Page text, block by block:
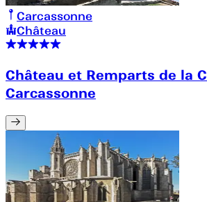
Carcassonne
Château
Château et Remparts de la
Carcassonne